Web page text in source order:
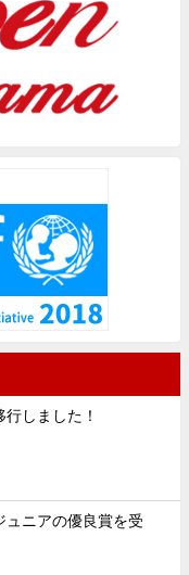
しました！
ュニアの優良賞を受